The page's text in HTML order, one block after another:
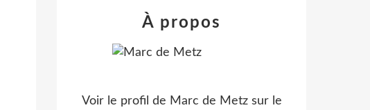
À propos
Voir le profil de Marc de Metzsur le